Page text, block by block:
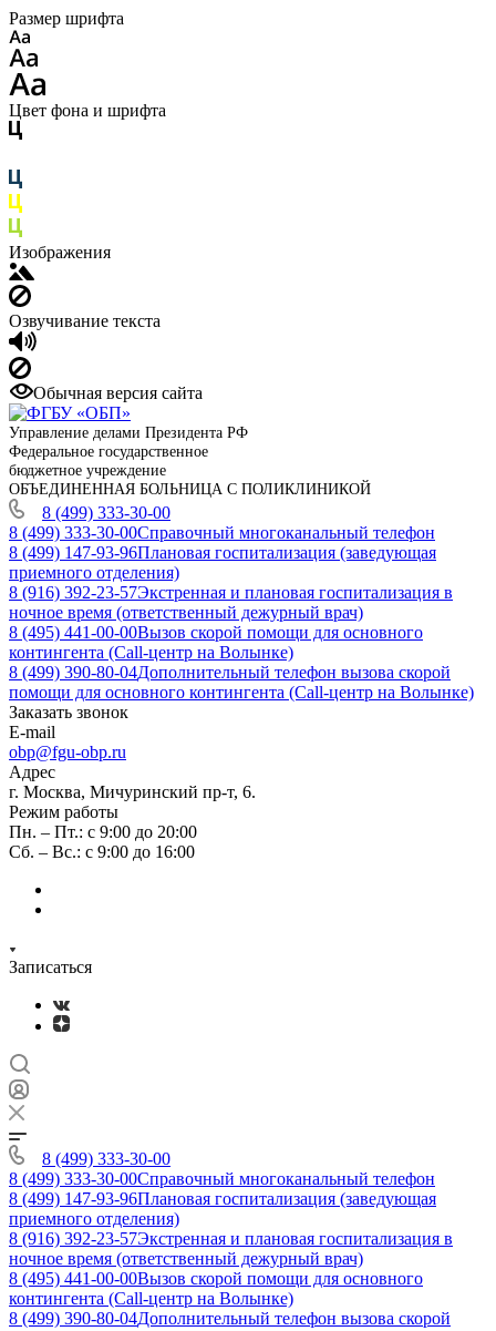
Размер шрифта
Цвет фона и шрифта
Изображения
Озвучивание текста
Обычная версия сайта
Управление делами Президента РФ
Федеральное государственное
бюджетное учреждение
ОБЪЕДИНЕННАЯ БОЛЬНИЦА С ПОЛИКЛИНИКОЙ
8 (499) 333-30-00
8 (499) 333-30-00Справочный многоканальный телефон
8 (499) 147-93-96Плановая госпитализация (заведующая
приемного отделения)
8 (916) 392-23-57Экстренная и плановая госпитализация в
ночное время (ответственный дежурный врач)
8 (495) 441-00-00Вызов скорой помощи для основного
контингента (Call-центр на Волынке)
8 (499) 390-80-04Дополнительный телефон вызова скорой
помощи для основного контингента (Call-центр на Волынке)
Заказать звонок
E-mail
obp@fgu-obp.ru
Адрес
г. Москва, Мичуринский пр-т, 6.
Режим работы
Пн. – Пт.: с 9:00 до 20:00
Сб. – Вс.: с 9:00 до 16:00
Записаться
8 (499) 333-30-00
8 (499) 333-30-00Справочный многоканальный телефон
8 (499) 147-93-96Плановая госпитализация (заведующая
приемного отделения)
8 (916) 392-23-57Экстренная и плановая госпитализация в
ночное время (ответственный дежурный врач)
8 (495) 441-00-00Вызов скорой помощи для основного
контингента (Call-центр на Волынке)
8 (499) 390-80-04Дополнительный телефон вызова скорой